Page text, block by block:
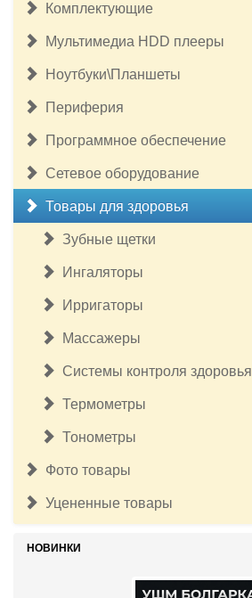
Комплектующие
Мультимедиа HDD плееры
Ноутбуки\Планшеты
Периферия
Программное обеспечение
Сетевое оборудование
Товары для здоровья
Зубные щетки
Ингаляторы
Ирригаторы
Массажеры
Системы контроля здоровья
Термометры
Тонометры
Фото товары
Уцененные товары
НОВИНКИ